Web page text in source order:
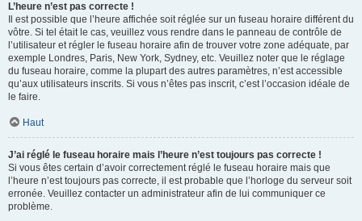
L’heure n’est pas correcte !
Il est possible que l’heure affichée soit réglée sur un fuseau horaire différent du
vôtre. Si tel était le cas, veuillez vous rendre dans le panneau de contrôle de
l’utilisateur et régler le fuseau horaire afin de trouver votre zone adéquate, par
exemple Londres, Paris, New York, Sydney, etc. Veuillez noter que le réglage
du fuseau horaire, comme la plupart des autres paramètres, n’est accessible
qu’aux utilisateurs inscrits. Si vous n’êtes pas inscrit, c’est l’occasion idéale de
le faire.
Haut
J’ai réglé le fuseau horaire mais l’heure n’est toujours pas correcte !
Si vous êtes certain d’avoir correctement réglé le fuseau horaire mais que
l’heure n’est toujours pas correcte, il est probable que l’horloge du serveur soit
erronée. Veuillez contacter un administrateur afin de lui communiquer ce
problème.